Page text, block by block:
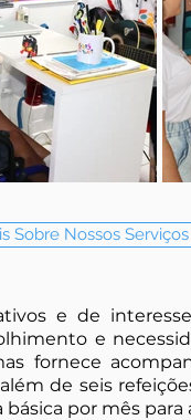
Sobre Nossos Serviços
e de
e
fornece
de seis
por mês para